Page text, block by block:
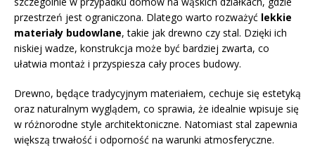
przestrzeń jest ograniczona. Dlatego warto rozważyć lekkie
materiały budowlane, takie jak drewno czy stal. Dzięki ich
niskiej wadze, konstrukcja może być bardziej zwarta, co
ułatwia montaż i przyspiesza cały proces budowy.
Drewno, będące tradycyjnym materiałem, cechuje się estetyką
oraz naturalnym wyglądem, co sprawia, że idealnie wpisuje się
w różnorodne style architektoniczne. Natomiast stal zapewnia
większą trwałość i odporność na warunki atmosferyczne.